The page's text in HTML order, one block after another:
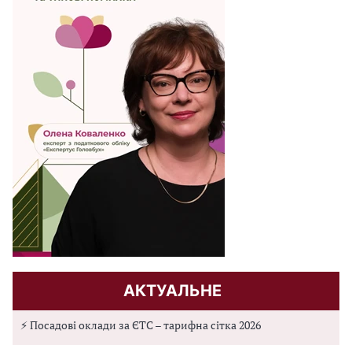
АКТУАЛЬНЕ
⚡ Посадові оклади за ЄТС – тарифна сітка 2026